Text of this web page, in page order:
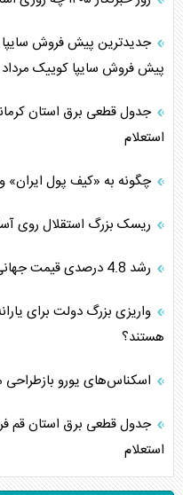
پیش فروش سایپا کوییک مرداد ۱۴۰۵ اعلام شد
استعلام
چگونه به «کیف پول
ریسک بزرگ استقلال روی
رشد 4.8 درصدی قیمت جهانی طلا در معاملات هفته
واریزی بزرگ دولت برای
هستند؟
اسکناس‌های یورو
استعلام